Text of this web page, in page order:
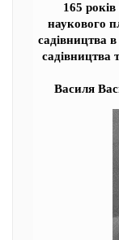
165
наукового
садівництва
садівництва
Василя